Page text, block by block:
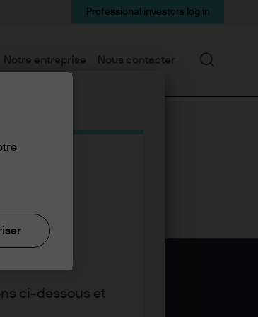
ci-dessous et
Notre entreprise Nous contacter
Professional investors log in